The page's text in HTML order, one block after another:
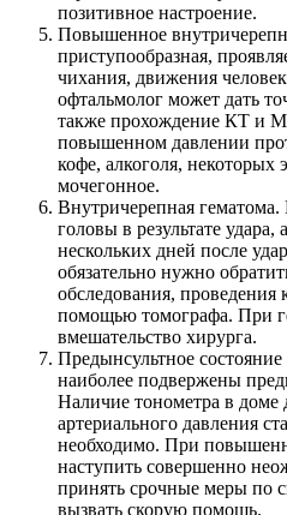
позитивное настроение.
Повышенное
приступообразная,
чихания, движения
офтальмолог может дать
также прохождение КТ и
повышенном давлении
кофе, алкоголя, некоторых
мочегонное.
Внутричерепная
головы в результате
нескольких дней после
обязательно нужно
обследования,
помощью томографа. При
вмешательство хирурга.
Предынсультное
наиболее подвержены
Наличие тонометра в доме
артериального давления
необходимо. При
наступить совершенно
принять срочные меры по
вызвать скорую помощь.